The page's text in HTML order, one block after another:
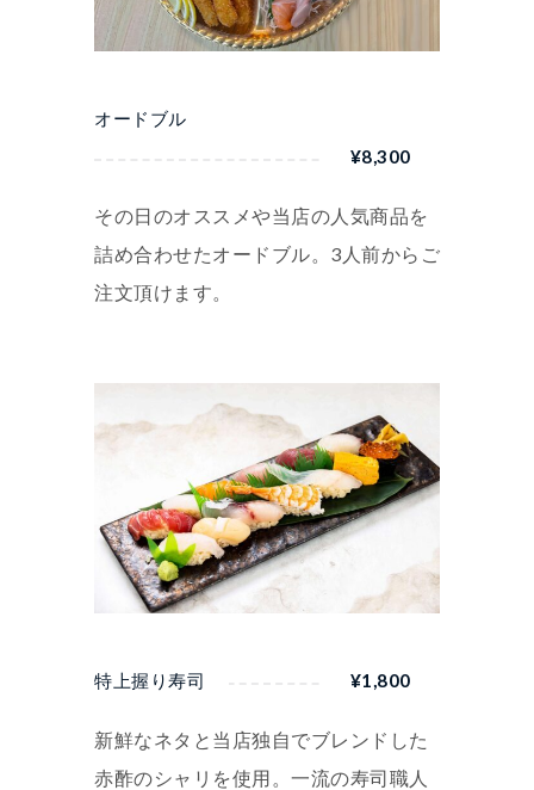
オードブル
¥4,980
–
¥8,300
その日のオススメや当店の人気商品を
詰め合わせたオードブル。3人前からご
注文頂けます。
特上握り寿司 ¥1,800
新鮮なネタと当店独自でブレンドした
赤酢のシャリを使用。一流の寿司職人